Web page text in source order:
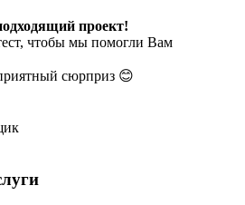
проект!
чтобы мы помогли Вам
сюрприз 😊